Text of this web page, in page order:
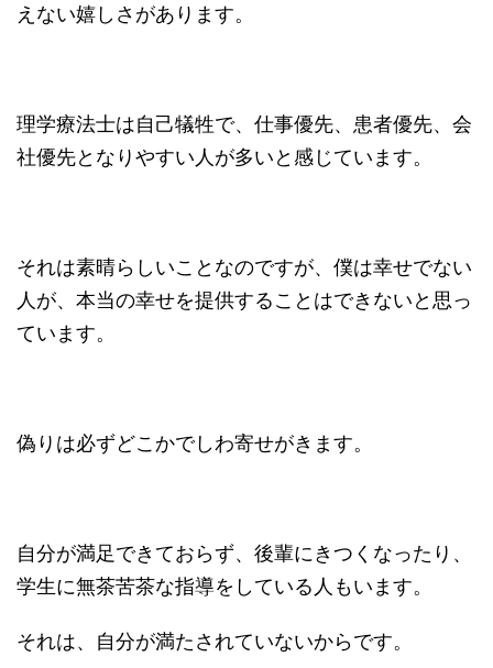
えない嬉しさがあります。
理学療法士は自己犠牲で、仕事優先、患者優先、会
社優先となりやすい人が多いと感じています。
それは素晴らしいことなのですが、僕は幸せでない
人が、本当の幸せを提供することはできないと思っ
ています。
偽りは必ずどこかでしわ寄せがきます。
自分が満足できておらず、後輩にきつくなったり、
学生に無茶苦茶な指導をしている人もいます。
それは、自分が満たされていないからです。